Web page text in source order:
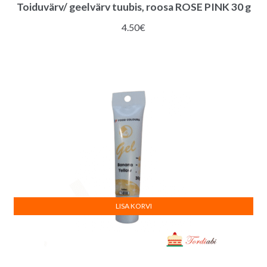
Toiduvärv/ geelvärv tuubis, roosa ROSE PINK 30 g
4.50€
LISA KORVI